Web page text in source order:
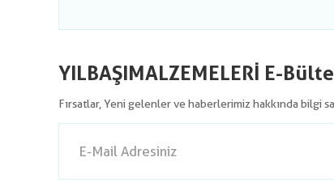
YILBAŞIMALZEMELERİ E-
Fırsatlar, Yeni gelenler ve haberlerimiz hakkında bilgi